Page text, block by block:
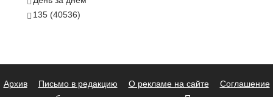
135 (40536)
Архив Письмо в редакцию О рекламе на сайте
Соглашение